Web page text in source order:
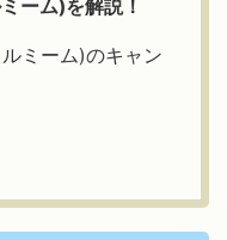
ーム)を解説！
ミーム)のキャン